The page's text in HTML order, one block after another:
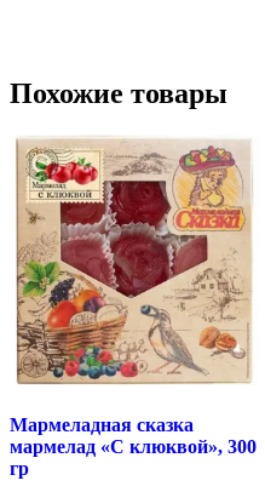
Похожие товары
Мармеладная сказка
мармелад «С клюквой», 300
гр